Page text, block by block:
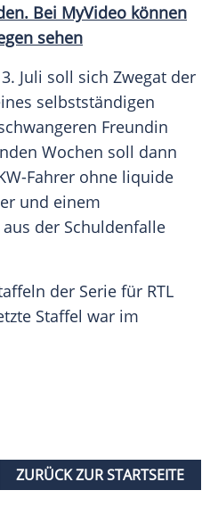
Bei MyVideo können
sehen
Juli soll sich Zwegat der
selbstständigen
Freundin
Wochen soll dann
Fahrer ohne liquide
und einem
aus der Schuldenfalle
der Serie für RTL
Staffel war im
ZURÜCK ZUR STARTSEITE